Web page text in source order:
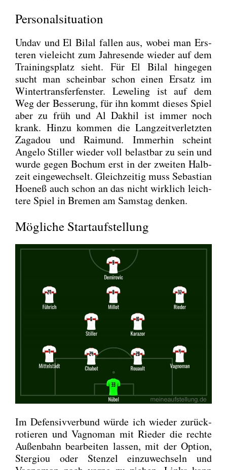
Personalsituation
Undav und El Bil­al fal­len aus, wobei man Ers­
te­ren viel­eicht zum Jah­res­en­de wie­der auf dem
Trai­nings­platz sieht. Für El Bil­al hin­ge­gen
sucht man schein­bar schon einen Ersatz im
Win­ter­trans­fer­fens­ter. Lewe­ling ist auf dem
Weg der Bes­se­rung, für ihn kommt die­ses Spiel
aber zu früh und Al Dak­hil ist immer noch
krank. Hin­zu kom­men die Lang­zeit­ver­letz­ten
Zag­adou und Rai­mund. Immer­hin scheint
Ange­lo Stil­ler wie­der voll belast­bar zu sein und
wur­de gegen Bochum erst in der zwei­ten Halb­
zeit ein­ge­wech­selt. Gleich­zei­tig muss Sebas­ti­an
Hoe­neß auch schon an das nicht wirk­lich leich­
te­re Spiel in Bre­men am Sams­tag den­ken.
Mögliche Startaufstellung
Im Defen­siv­ver­bund wür­de ich wie­der zurück­
ro­tie­ren und Vagno­man mit Rie­der die rech­te
Außen­bahn bear­bei­ten las­sen, mit der Opti­on,
Ster­giou oder Sten­zel ein­zu­wech­seln und